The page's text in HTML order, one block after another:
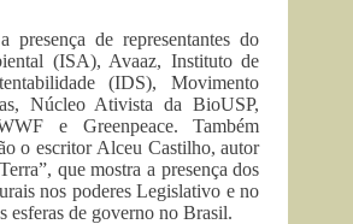
presença de representantes do
(ISA), Avaaz, Instituto de
(IDS), Movimento
Núcleo Ativista da BioUSP,
e Greenpeace. Também
o escritor Alceu Castilho, autor
que mostra a presença dos
nos poderes Legislativo e no
esferas de governo no Brasil.